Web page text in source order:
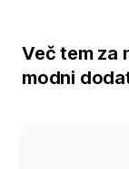
Več tem za
modni